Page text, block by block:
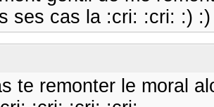
ses cas la :cri: :cri: :)
te remonter le moral